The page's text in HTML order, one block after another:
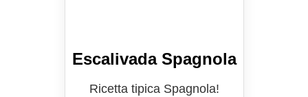
Escalivada Spagnola
Ricetta tipica Spagnola!